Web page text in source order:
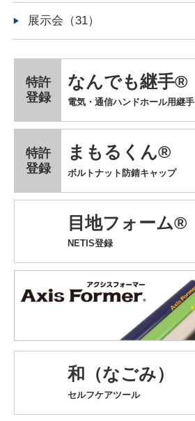
展示会（31）
なんでも継手®
特許
登録
電気・通信ハンドホール用継手
まもるくん®
特許
登録
ボルトナット防錆キャップ
目地フォーム®
NETIS登録
和（なごみ）
セルフケアツール